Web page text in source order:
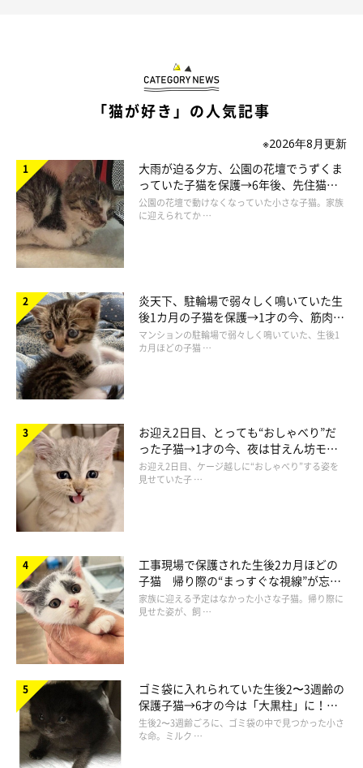
一連の動作がすべてシンクロしていて可愛かったです」
・「2匹兄弟で『連れしょん』をしてました」
・「子猫時代、ほかにもトイレがあるのに、1つのトイレに並ん
で同時に用を足してびっくりした」
・「1匹がウンチすると、2匹目、3匹目と続いて別のトイレです
る。ちなみに、息子（人間です）がトイレしていたら、猫'sも
・「ひとりがトイレに入ると、側に寄っていき、見ているうちに
隣のトイレに入ることがよくある」
・「仕事から帰ってくると、ねこたちのトイレラッシュ！ ほぼ
「猫が好き」の人気記事
※2026年8月更新
大雨が迫る夕方、公園の花壇でうずくま
っていた子猫を保護→6年後、先住猫
と“姉妹”のような関係に
公園の花壇で動けなくなっていた小さな子猫。家族
に迎えられてか …
炎天下、駐輪場で弱々しく鳴いていた生
後1カ月の子猫を保護→1才の今、筋肉質
でツンデレなコに成長
マンションの駐輪場で弱々しく鳴いていた、生後1
カ月ほどの子猫 …
お迎え2日目、とっても“おしゃべり”だ
った子猫→1才の今、夜は甘えん坊モー
ドになるコに成長！
お迎え2日目、ケージ越しに“おしゃべり”する姿を
見せていた子 …
工事現場で保護された生後2カ月ほどの
子猫 帰り際の“まっすぐな視線”が忘れ
られず、家族の一員に
家族に迎える予定はなかった小さな子猫。帰り際に
見せた姿が、飼 …
ゴミ袋に入れられていた生後2〜3週齢の
保護子猫→6才の今は「大黒柱」に！
美しい黒猫に成長した姿にグッとくる
生後2〜3週齢ごろに、ゴミ袋の中で見つかった小さ
な命。ミルク …